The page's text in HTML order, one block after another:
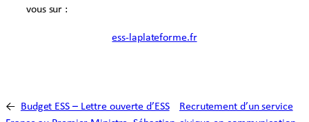
vous sur :
ess-laplateforme.fr
←
Budget ESS – Lettre ouverte d’ESS
Recrutement d’un service